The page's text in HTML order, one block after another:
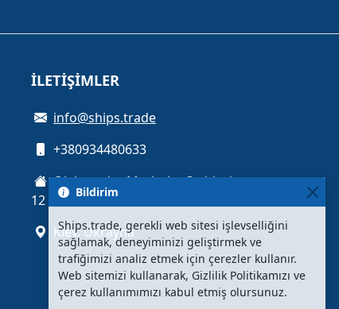
İLETIŞIMLER
info@ships.trade
+380934480633
Oleksandra Myshuhy Caddesi,
12
Kiev, Ukrayna
Bildirim
Ships.trade, gerekli web sitesi işlevselliğini
sağlamak, deneyiminizi geliştirmek ve
trafiğimizi analiz etmek için çerezler kullanır.
Web sitemizi kullanarak, Gizlilik Politikamızı ve
çerez kullanımımızı kabul etmiş olursunuz.